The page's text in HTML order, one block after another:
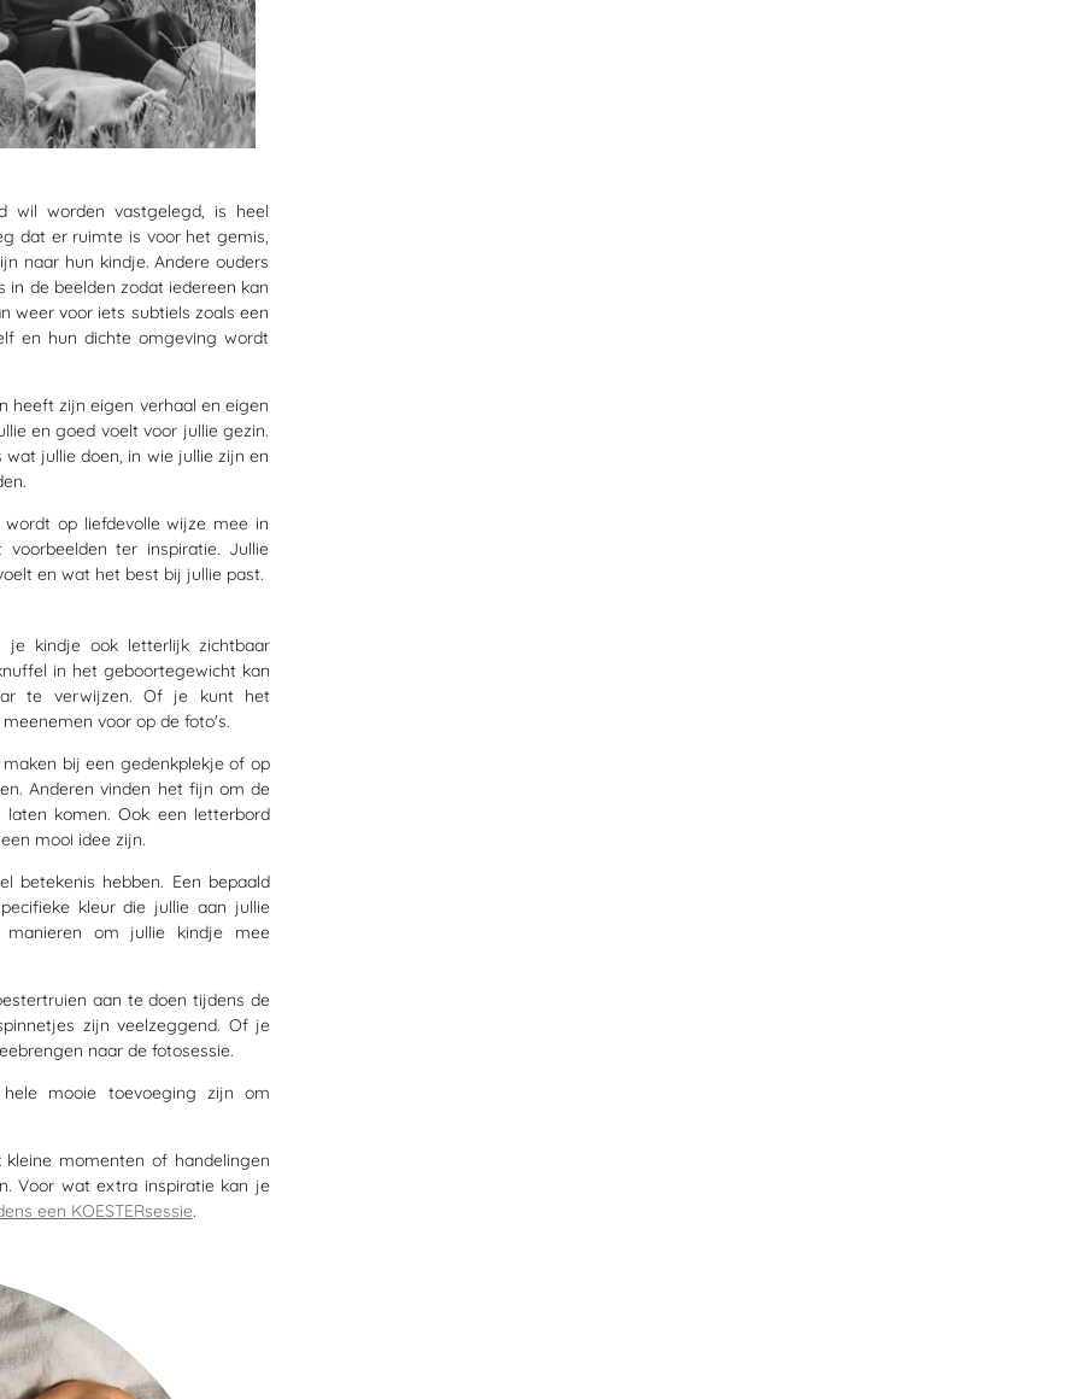
worden vastgelegd, is heel
dat er ruimte is voor het gemis,
naar hun kindje. Andere ouders
de beelden zodat iedereen kan
weer voor iets subtiels zoals een
en hun dichte omgeving wordt
heeft zijn eigen verhaal en eigen
en goed voelt voor jullie gezin.
jullie doen, in wie jullie zijn en
op liefdevolle wijze mee in
ter inspiratie. Jullie
en wat het best bij jullie past.
kindje ook letterlijk zichtbaar
in het geboortegewicht kan
te verwijzen. Of je kunt het
voor op de foto's.
bij een gedenkplekje of op
Anderen vinden het fijn om de
komen. Ook een letterbord
mooi idee zijn.
betekenis hebben. Een bepaald
kleur die jullie aan jullie
om jullie kindje mee
aan te doen tijdens de
zijn veelzeggend. Of je
naar de fotosessie.
mooie toevoeging zijn om
momenten of handelingen
Voor wat extra inspiratie kan je
een KOESTERsessie.